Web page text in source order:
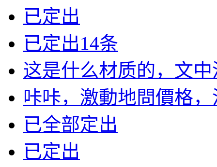
已定出
已定出14条
这是什么材质的，文中
咔咔，激動地問價格，
已全部定出
已定出